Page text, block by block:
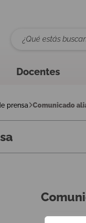
Docentes
prensa Comunicado